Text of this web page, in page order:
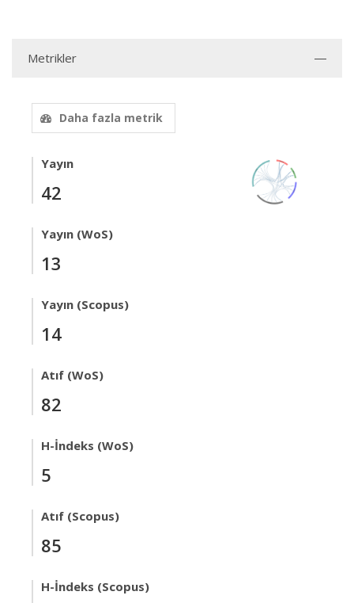
Metrikler
Daha fazla metrik
Yayın
42
Yayın (WoS)
13
Yayın (Scopus)
14
Atıf (WoS)
82
H-İndeks (WoS)
5
Atıf (Scopus)
85
H-İndeks (Scopus)